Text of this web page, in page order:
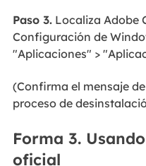
Paso 3.Localiza Adobe
Configuración de
"Aplicaciones" >
(Confirma el mensaje
proceso de
Forma 3.
oficial